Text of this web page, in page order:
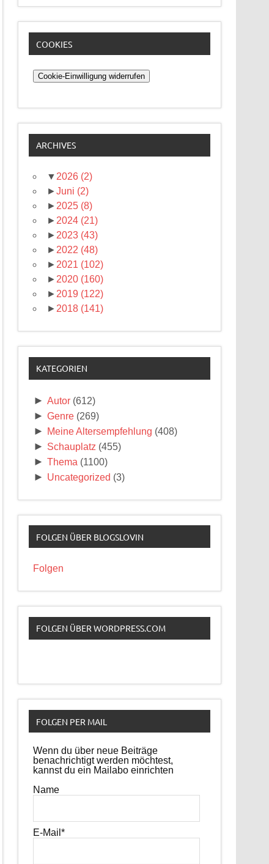
COOKIES
Cookie-Einwilligung widerrufen
ARCHIVES
▼ 2026 (2)
►Juni (2)
► 2025 (8)
► 2024 (21)
► 2023 (43)
► 2022 (48)
► 2021 (102)
► 2020 (160)
► 2019 (122)
► 2018 (141)
KATEGORIEN
► Autor (612)
► Genre (269)
► Meine Altersempfehlung (408)
► Schauplatz (455)
► Thema (1100)
► Uncategorized (3)
FOLGEN ÜBER BLOGSLOVIN
Folgen
FOLGEN ÜBER WORDPRESS.COM
FOLGEN PER MAIL
Wenn du über neue Beiträge
benachrichtigt werden möchtest,
kannst du ein Mailabo einrichten
Name
E-Mail*